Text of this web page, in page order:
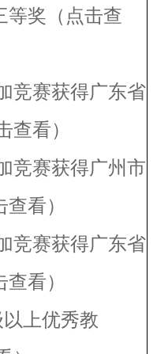
等奖 （点击查
竞赛获得广东省
查看）
竞赛获得广州市
查看）
竞赛获得广东省
查看）
上优秀教